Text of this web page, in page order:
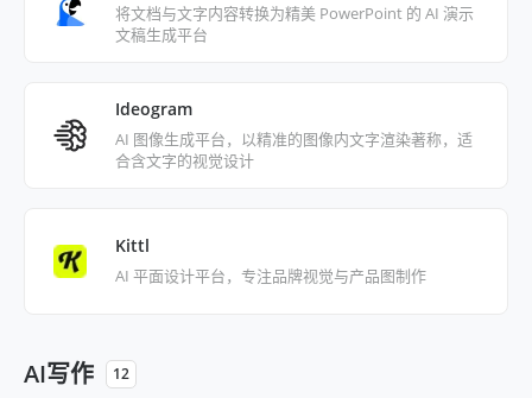
将文档与文字内容转换为精美 PowerPoint 的 AI 演示
文稿生成平台
Ideogram
AI 图像生成平台，以精准的图像内文字渲染著称，适
合含文字的视觉设计
Kittl
AI 平面设计平台，专注品牌视觉与产品图制作
AI写作 12